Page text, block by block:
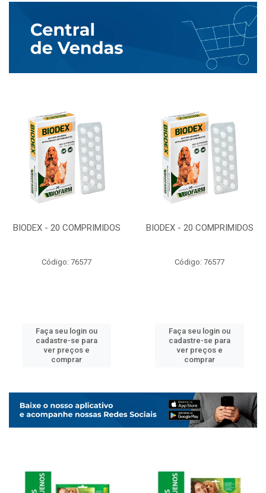
BIODEX - 20 COMPRIMIDOS
Código: 76577
Faça seu login ou
cadastre-se para
ver preços e
comprar
BIODEX - 20 COMPRIMIDOS
Código: 76577
Faça seu login ou
cadastre-se para
ver preços e
comprar